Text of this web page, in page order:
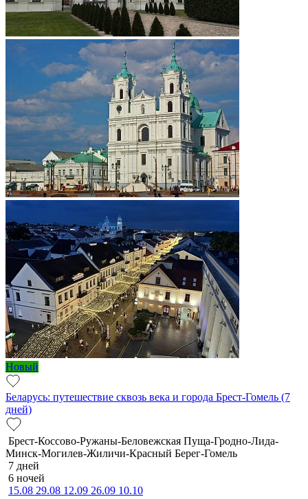
Новый
Беларусь: путешествие сквозь века и города Брест-Гомель (7
дней)
Брест-Коссово-Ружаны-Беловежская Пуща-Гродно-Лида-
Минск-Могилев-Жиличи-Красный Берег-Гомель
7 дней
6 ночей
15.08 29.08 12.09 26.09 10.10